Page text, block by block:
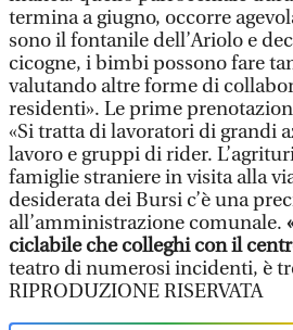
termina a giugno, occorre
sono il fontanile dell’Ariolo e
cicogne, i bimbi possono fare
valutando altre forme di
residenti». Le prime
«Si tratta di lavoratori di grandi
lavoro e gruppi di rider.
famiglie straniere in visita alla
desiderata dei Bursi c’è una
all’amministrazione comunale.
ciclabile che colleghi con il
teatro di numerosi incidenti, è
RIPRODUZIONE RISERVATA